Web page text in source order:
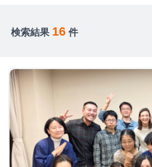
検索結果 16 件